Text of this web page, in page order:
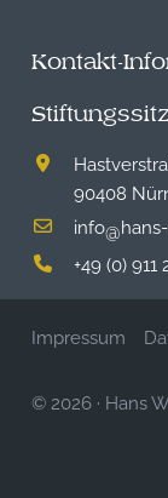
Kontakt-
90408
info@
+49 (0) 911
Impressum
© 2026 · Hans